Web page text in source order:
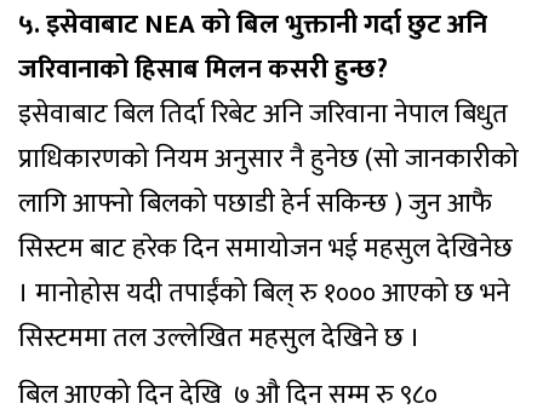
५. इसेवाबाट NEA को बिल भुक्तानी गर्दा छुट अनि
जरिवानाको हिसाब मिलन कसरी हुन्छ?
इसेवाबाट बिल तिर्दा रिबेट अनि जरिवाना नेपाल बिधुत
प्राधिकारणको नियम अनुसार नै हुनेछ (सो जानकारीको
लागि आफ्नो बिलको पछाडी हेर्न सकिन्छ ) जुन आफै
सिस्टम बाट हरेक दिन समायोजन भई महसुल देखिनेछ
। मानोहोस यदी तपाईंको बिल् रु १००० आएको छ भने
सिस्टममा तल उल्लेखित महसुल देखिने छ ।
बिल आएको दिन देखि ७ औ दिन सम्म रु ९८०